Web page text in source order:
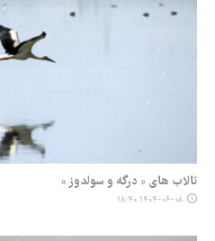
تالاب های « درگه و سولدوز »
۱۴۰۴-۰۶-۰۸ ۱۸:۴۰